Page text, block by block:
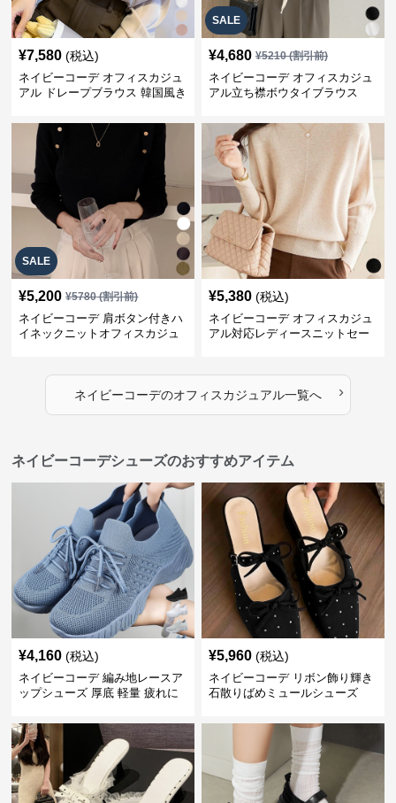
¥7,580 (税込)
ネイビーコーデ オフィスカジュ
アル ドレープブラウス 韓国風き
SALE
¥4,680 ¥5210(割引前)
ネイビーコーデ オフィスカジュ
アル立ち襟ボウタイブラウス
SALE
¥5,200 ¥5780(割引前)
ネイビーコーデ 肩ボタン付きハ
イネックニットオフィスカジュ
¥5,380 (税込)
ネイビーコーデ オフィスカジュ
アル対応レディースニットセー
ネイビーコーデのオフィスカジュアル一覧へ ›
ネイビーコーデシューズのおすすめアイテム
¥4,160 (税込)
ネイビーコーデ 編み地レースア
ップシューズ 厚底 軽量 疲れに
¥5,960 (税込)
ネイビーコーデ リボン飾り輝き
石散りばめミュールシューズ